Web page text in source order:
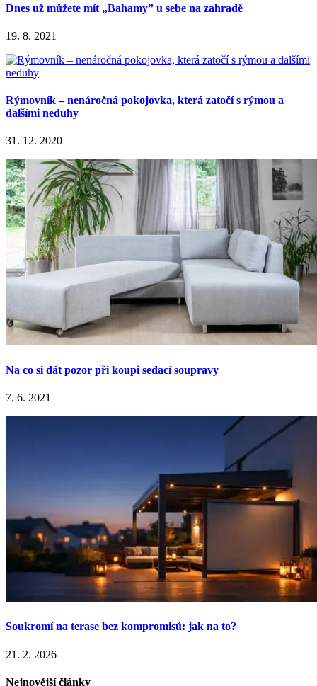
Dnes už můžete mít „Bahamy” u sebe na zahradě
19. 8. 2021
Rýmovník – nenáročná pokojovka, která zatočí s rýmou a
dalšími neduhy
31. 12. 2020
Na co si dát pozor při koupi sedací soupravy
7. 6. 2021
Soukromí na terase bez kompromisů: jak na to?
21. 2. 2026
Nejnovější články